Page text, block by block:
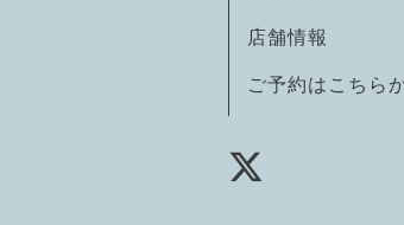
店舗情報
ご予約はこちら